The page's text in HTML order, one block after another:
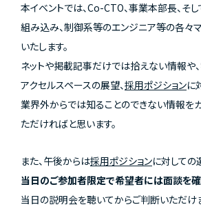
本イベントでは、Co-CTO、事業本部長、そ
組み込み、制御系等のエンジニア等の各々
いたします。
ネットや掲載記事だけでは拾えない情報や
アクセルスペースの展望、採用ポジションに
業界外からでは知ることのできない情報を
ただければと思います。
また、午後からは採用ポジションに対しての
当日のご参加者限定で希望者には面談を確
当日の説明会を聴いてからご判断いただけ